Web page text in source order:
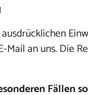
an uns. Die
Fällen